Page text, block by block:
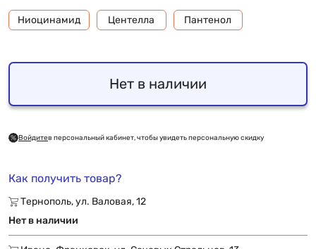
Ниоцинамид Центелла Пантенол
Нет в наличии
Войдитев персональный кабинет, чтобы увидеть персональную скидку
Как получить товар?
Тернополь, ул. Валовая, 12
Нет в наличии